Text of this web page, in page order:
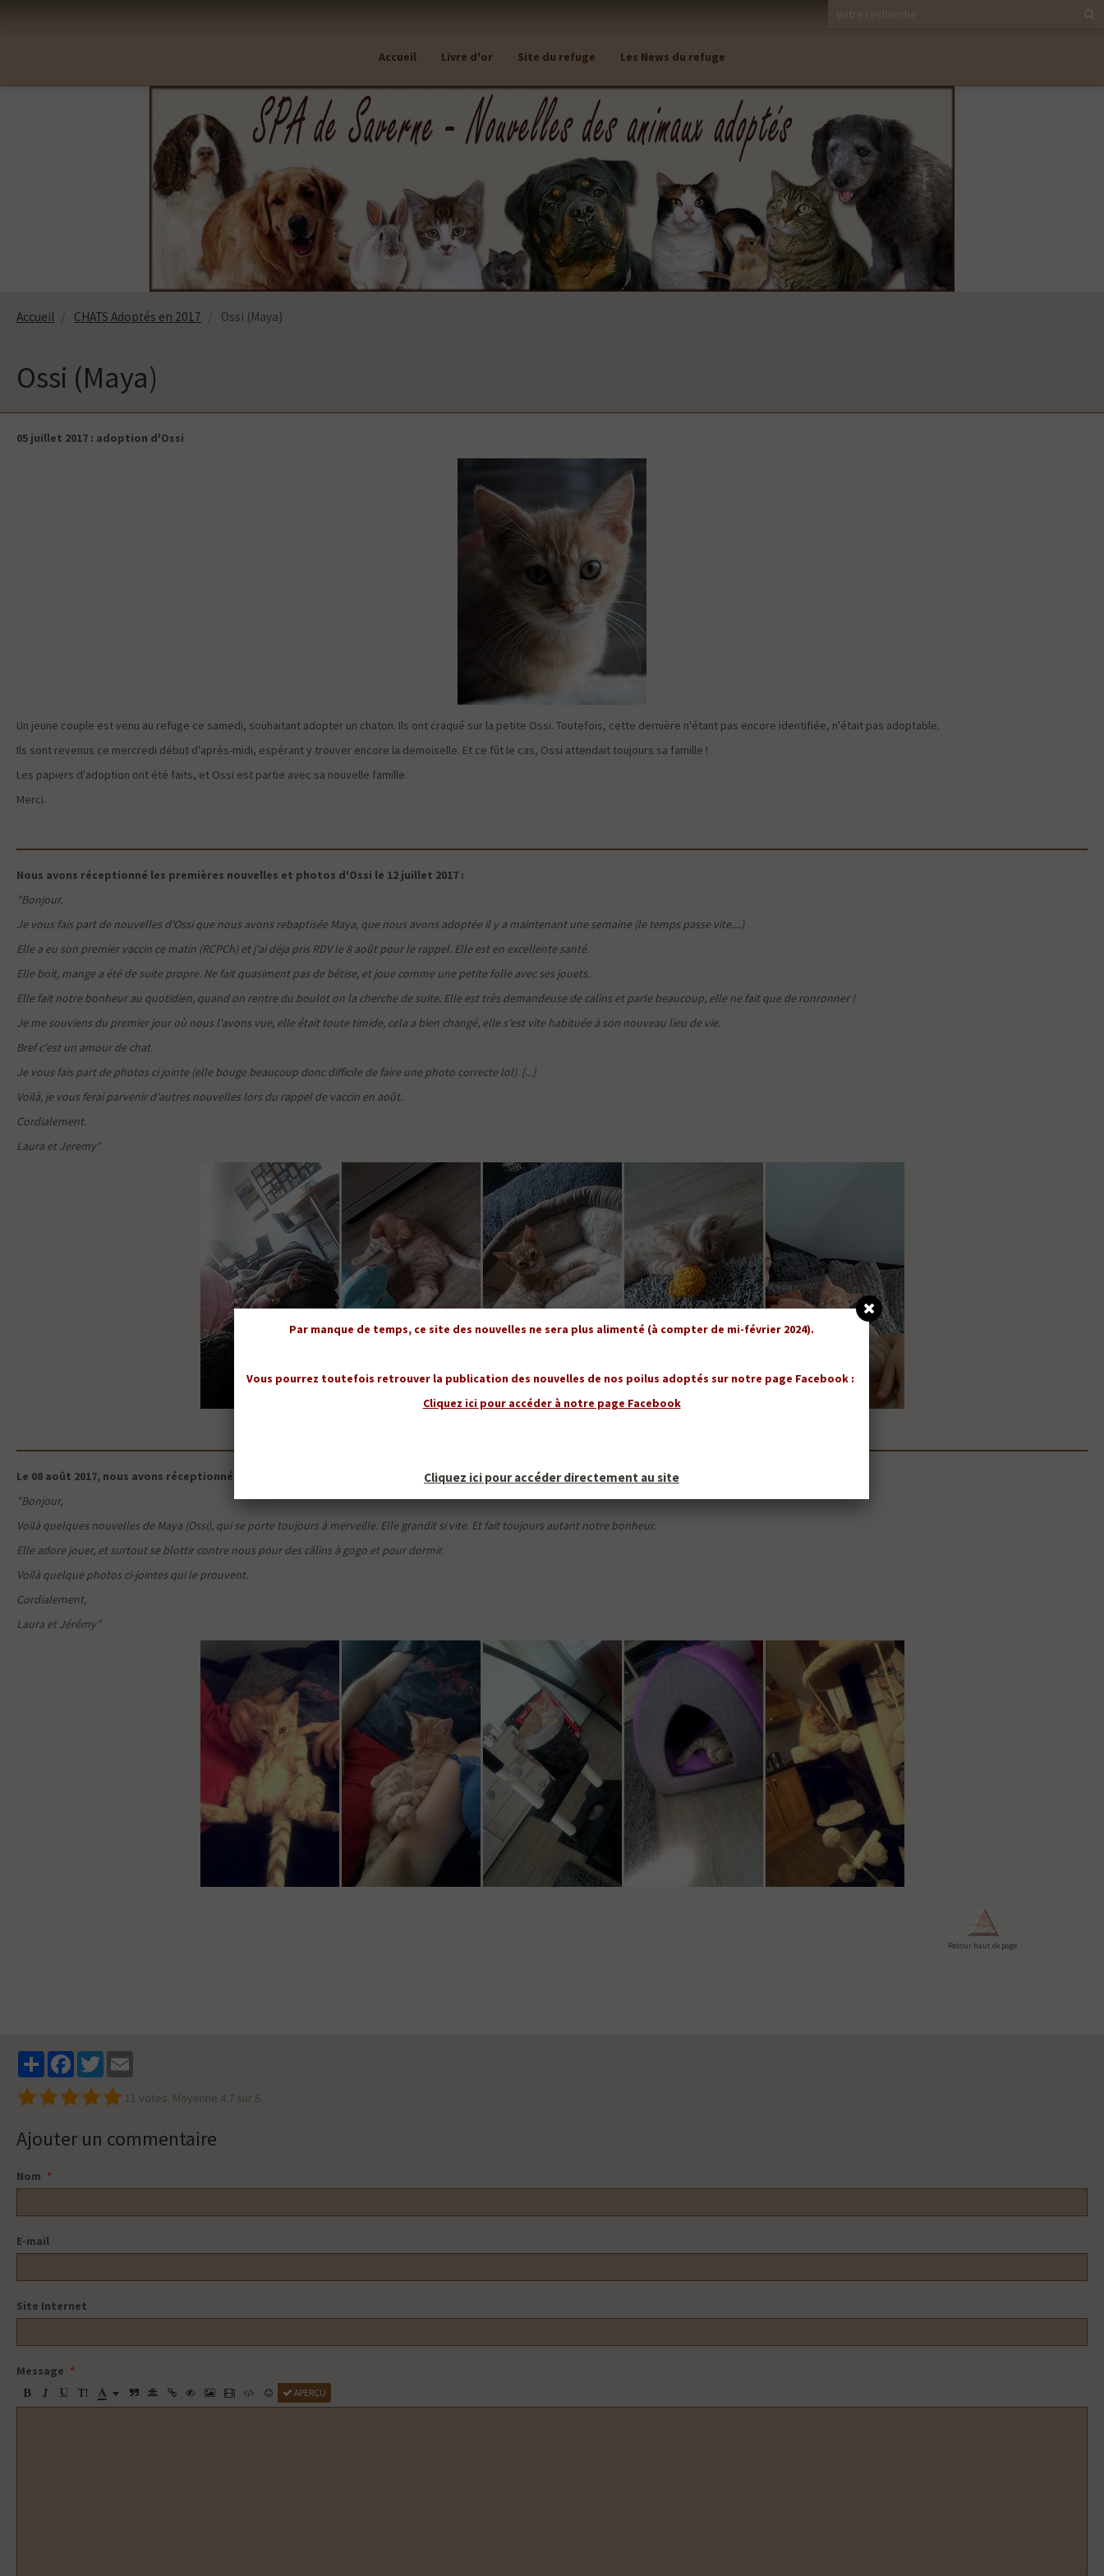
Accueil Livre d'or Site du refuge Les News du refuge
Accueil CHATS Adoptés en 2017 Ossi (Maya)
Ossi (Maya)
05 juillet 2017 : adoption d'Ossi
Un jeune couple est venu au refuge ce samedi, souhaitant adopter un chaton. Ils ont craqué sur la petite Ossi. Toutefois, cette dernière n'étant pas encore identifiée, n'était pas adoptable.
Ils sont revenus ce mercredi début d'après-midi, espérant y trouver encore la demoiselle. Et ce fût le cas, Ossi attendait toujours sa famille !
Les papiers d'adoption ont été faits, et Ossi est partie avec sa nouvelle famille.
Merci.
Nous avons réceptionné les premières nouvelles et photos d'Ossi le 12 juillet 2017 :
"Bonjour.
Je vous fais part de nouvelles d'Ossi que nous avons rebaptisée Maya, que nous avons adoptée il y a maintenant une semaine (le temps passe vite....)
Elle a eu son premier vaccin ce matin (RCPCh) et j'ai déja pris RDV le 8 août pour le rappel. Elle est en excellente santé.
Elle boit, mange a été de suite propre. Ne fait quasiment pas de bêtise, et joue comme une petite folle avec ses jouets.
Elle fait notre bonheur au quotidien, quand on rentre du boulot on la cherche de suite. Elle est très demandeuse de calins et parle beaucoup, elle ne fait que de ronronner !
Je me souviens du premier jour où nous l'avons vue, elle était toute timide, cela a bien changé, elle s'est vite habituée à son nouveau lieu de vie.
Bref c'est un amour de chat.
Je vous fais part de photos ci jointe (elle bouge beaucoup donc difficile de faire une photo correcte lol). [...]
Voilà, je vous ferai parvenir d'autres nouvelles lors du rappel de vaccin en août.
Cordialement.
Laura et Jeremy"
Le 08 août 2017, nous avons réceptionné des nouvelles et photos d'Ossi :
"Bonjour,
Voilà quelques nouvelles de Maya (Ossi), qui se porte toujours à merveille. Elle grandit si vite. Et fait toujours autant notre bonheur.
Elle adore jouer, et surtout se blottir contre nous pour des câlins à gogo et pour dormir.
Voilà quelque photos ci-jointes qui le prouvent.
Cordialement,
Laura et Jérémy"
Retour haut de page
PartagerFacebook
Twitter
11 votes. Moyenne 4.7 sur 5.
Ajouter un commentaire
Nom
E-mail
Site Internet
Message
APERÇU
Par manque de temps, ce site des nouvelles ne sera plus alimenté (à compter de mi-février 2024).
Vous pourrez toutefois retrouver la publication des nouvelles de nos poilus adoptés sur notre page Facebook :
Cliquez ici pour accéder à notre page Facebook
Cliquez ici pour accéder directement au site